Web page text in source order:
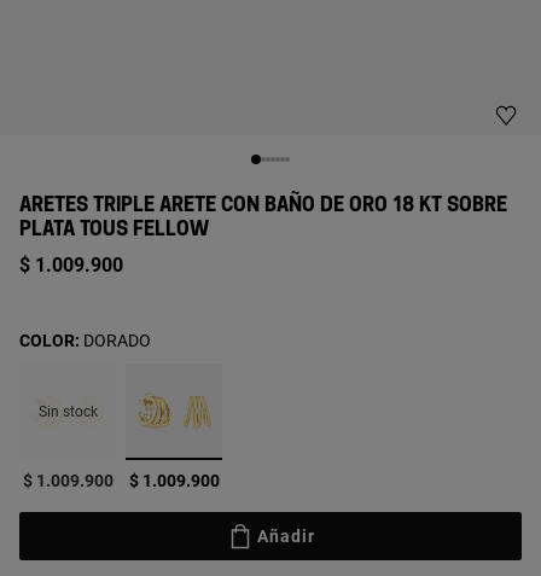
ARETES TRIPLE ARETE CON BAÑO DE ORO 18 KT SOBRE
PLATA TOUS FELLOW
$ 1.009.900
Sin stock
$ 1.009.900 seleccionado
$ 1.009.900
COLOR: DORADO
Añadir